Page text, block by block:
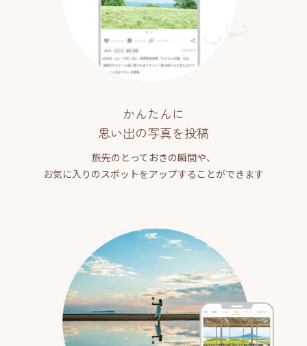
かんたんに
思い出の写真を投稿
旅先のとっておきの瞬間や、
お気に入りのスポットをアップすることができます